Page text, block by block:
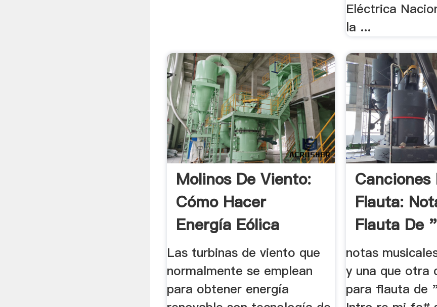
Eléctrica
la ...
Molinos De Viento:
Cómo Hacer
Energía Eólica
Casera
Las turbinas de viento que
normalmente se emplean
para obtener energía
Canciones
Flauta:
Flauta De
notas
y una que otra
para flauta de